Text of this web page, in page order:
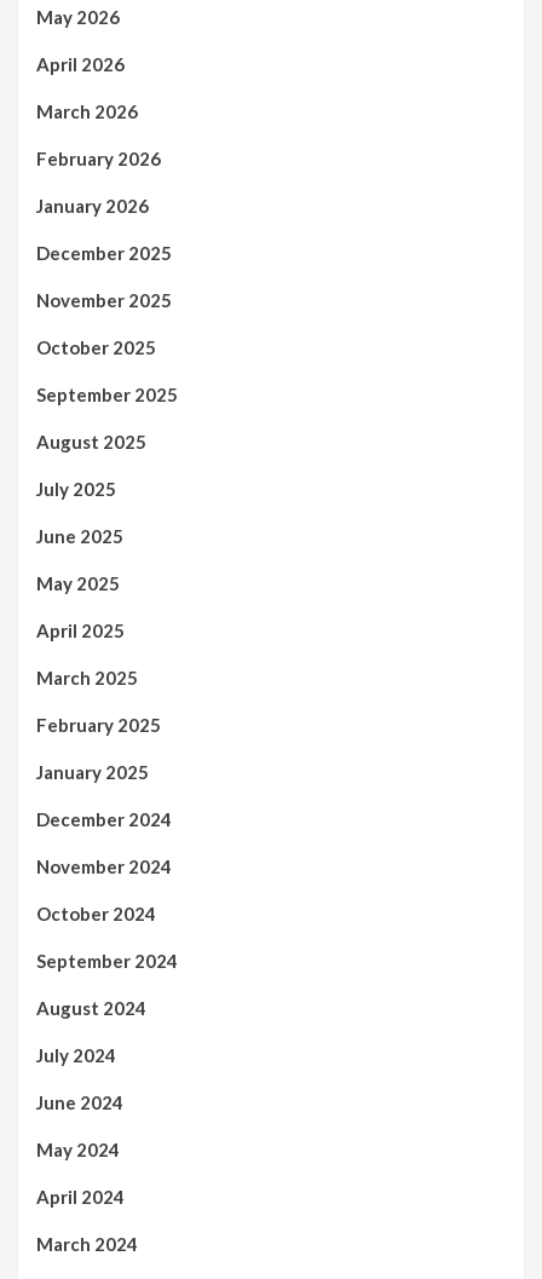
May 2026
April 2026
March 2026
February 2026
January 2026
December 2025
November 2025
October 2025
September 2025
August 2025
July 2025
June 2025
May 2025
April 2025
March 2025
February 2025
January 2025
December 2024
November 2024
October 2024
September 2024
August 2024
July 2024
June 2024
May 2024
April 2024
March 2024